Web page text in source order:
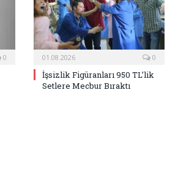
0 01.08.2026 0
İşsizlik Figüranları 950 TL’lik
Setlere Mecbur Bıraktı